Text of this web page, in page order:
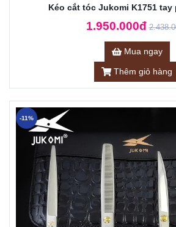
Kéo cắt tóc Jukomi K1751 tay
1.950.000đ
Mua ngay
Thêm giỏ hàng
-11%